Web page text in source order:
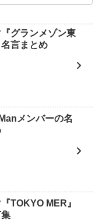
『グランメゾン東
言まとめ
メンバーの名
TOKYO MER』